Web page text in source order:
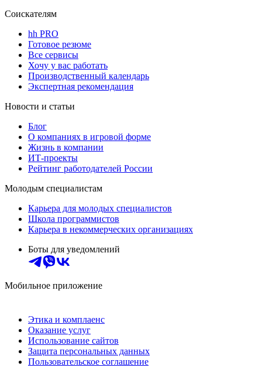
Соискателям
hh PRO
Готовое резюме
Все сервисы
Хочу у вас работать
Производственный календарь
Экспертная рекомендация
Новости и статьи
Блог
О компаниях в игровой форме
Жизнь в компании
ИТ-проекты
Рейтинг работодателей России
Молодым специалистам
Карьера для молодых специалистов
Школа программистов
Карьера в некоммерческих организациях
Боты для уведомлений
Мобильное приложение
Этика и комплаенс
Оказание услуг
Использование сайтов
Защита персональных данных
Пользовательское соглашение